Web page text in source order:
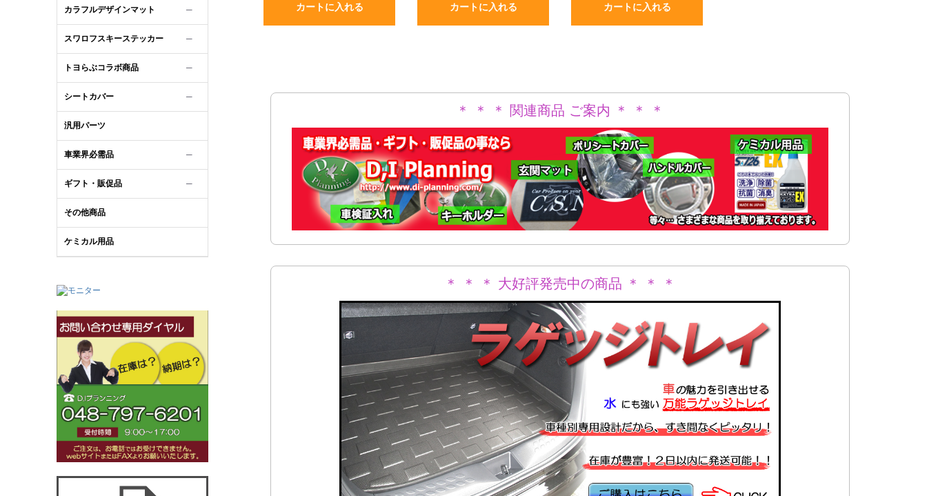
カラフルデザインマット ─
スワロフスキーステッカー ─
トヨらぶコラボ商品 ─
シートカバー ─
汎用パーツ
車業界必需品 ─
ギフト・販促品 ─
その他商品
ケミカル用品
カートに入れる カートに入れる カートに入れる
＊ ＊ ＊ 関連商品 ご案内 ＊ ＊ ＊
＊ ＊ ＊ 大好評発売中の商品 ＊ ＊ ＊